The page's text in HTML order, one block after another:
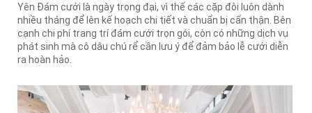
Yên Đám cưới là ngày trọng đại, vì thế các cặp đôi luôn dành
nhiều tháng để lên kế hoạch chi tiết và chuẩn bị cẩn thận. Bên
cạnh chi phí trang trí đám cưới trọn gói, còn có những dịch vụ
phát sinh mà cô dâu chú rể cần lưu ý để đảm bảo lễ cưới diễn
ra hoàn hảo.